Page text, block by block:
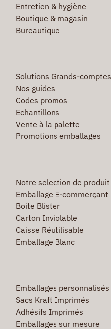
Entretien & hygiène
Boutique & magasin
Bureautique
Solutions Grands-comptes
Nos guides
Codes promos
Echantillons
Vente à la palette
Promotions emballages
Notre selection de produit
Emballage E-commerçant
Boite Blister
Carton Inviolable
Caisse Réutilisable
Emballage Blanc
Emballages personnalisés
Sacs Kraft Imprimés
Adhésifs Imprimés
Emballages sur mesure